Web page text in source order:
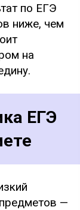
по ЕГЭ
ниже, чем
на
ЕГЭ
—